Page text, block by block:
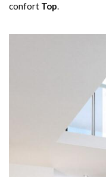
confort Top.